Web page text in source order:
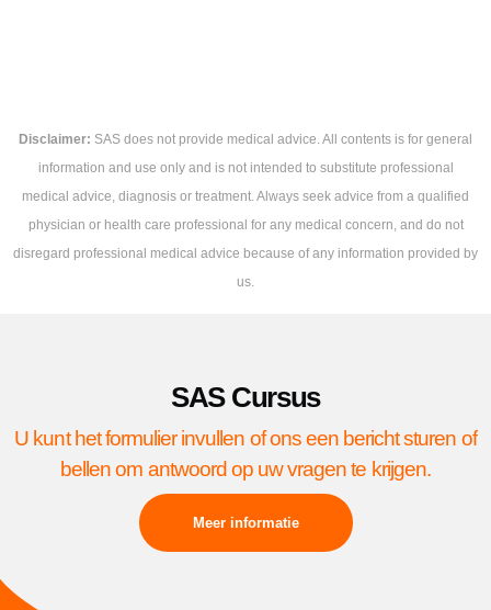
Disclaimer: SAS does not provide medical advice. All contents is for general
information and use only and is not intended to substitute professional
medical advice, diagnosis or treatment. Always seek advice from a qualified
physician or health care professional for any medical concern, and do not
disregard professional medical advice because of any information provided by
us.
SAS Cursus
U kunt het formulier invullen of ons een bericht sturen of
bellen om antwoord op uw vragen te krijgen.
Meer informatie